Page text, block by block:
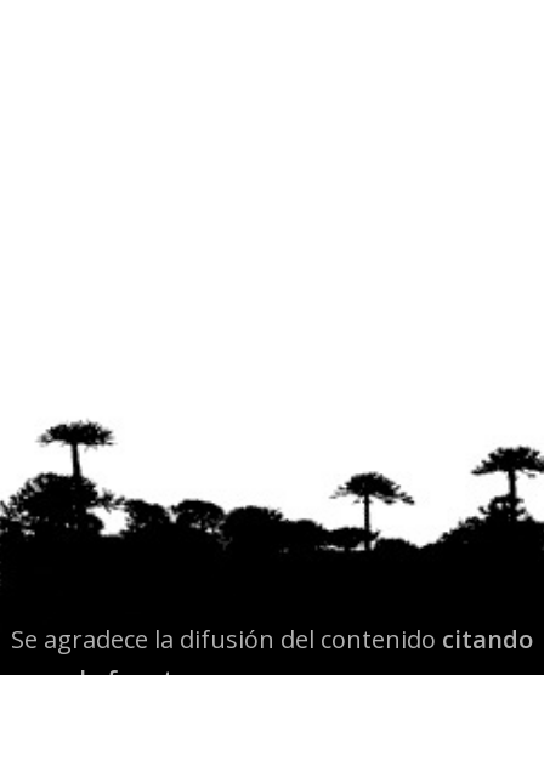
Se agradece la difusión del contenido citando
la fuente www.mapuexpress.org